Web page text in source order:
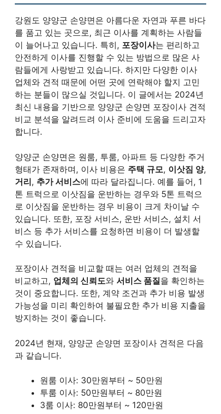
강원도 양양군 손양면은 아름다운 자연과 푸른 바다
를 품고 있는 곳으로, 최근 이사를 계획하는 사람들
이 늘어나고 있습니다. 특히, 포장이사는 편리하고
안전하게 이사를 진행할 수 있는 방법으로 많은 사
람들에게 사랑받고 있습니다. 하지만 다양한 이사
업체와 견적 때문에 어떤 곳에 연락해야 할지 고민
하는 분들이 많으실 것입니다. 이 글에서는 2024년
최신 내용을 기반으로 양양군 손양면 포장이사 견적
비교 분석을 알려드려 이사 준비에 도움을 드리고자
합니다.
양양군 손양면은 원룸, 투룸, 아파트 등 다양한 주거
형태가 존재하며, 이사 비용은 주택 규모, 이삿짐 양,
거리, 추가 서비스에 따라 달라집니다. 예를 들어, 1
톤 트럭으로 이삿짐을 운반하는 경우와 5톤 트럭으
로 이삿짐을 운반하는 경우 비용이 크게 차이날 수
있습니다. 또한, 포장 서비스, 운반 서비스, 설치 서
비스 등 추가 서비스를 요청하면 비용이 더 발생할
수 있습니다.
포장이사 견적을 비교할 때는 여러 업체의 견적을
비교하고, 업체의 신뢰도와 서비스 품질을 확인하는
것이 중요합니다. 또한, 계약 조건과 추가 비용 발생
가능성을 미리 확인하여 불필요한 추가 비용 지출을
방지하는 것이 좋습니다.
2024년 현재, 양양군 손양면 포장이사 견적은 다음
과 같습니다.
원룸 이사: 30만원부터 ~ 50만원
투룸 이사: 50만원부터 ~ 80만원
3룸 이사: 80만원부터 ~ 120만원